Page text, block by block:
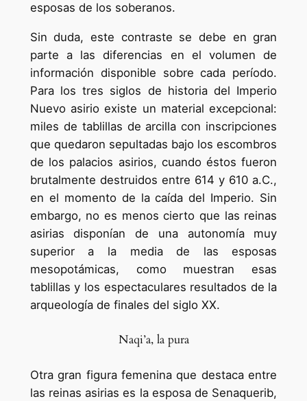
esposas de los soberanos.
Sin duda, este contraste se debe en gran
parte a las diferencias en el volumen de
información disponible sobre cada período.
Para los tres siglos de historia del Imperio
Nuevo asirio existe un material excepcional:
miles de tablillas de arcilla con inscripciones
que quedaron sepultadas bajo los escombros
de los palacios asirios, cuando éstos fueron
brutalmente destruidos entre 614 y 610 a.C.,
en el momento de la caída del Imperio. Sin
embargo, no es menos cierto que las reinas
asirias disponían de una autonomía muy
superior a la media de las esposas
mesopotámicas, como muestran esas
tablillas y los espectaculares resultados de la
arqueología de finales del siglo XX.
Naqi’a, la pura
Otra gran figura femenina que destaca entre
las reinas asirias es la esposa de Senaquerib,